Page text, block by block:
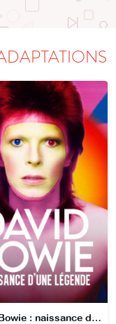
David Bowie : naissance d'une légende